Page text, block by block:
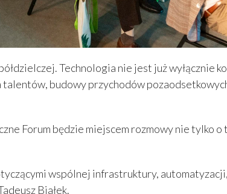
Technologia nie jest już wyłącznie
budowy przychodów
Forum będzie miejscem rozmowy nie tylko
wspólnej infrastruktury,
Białek.